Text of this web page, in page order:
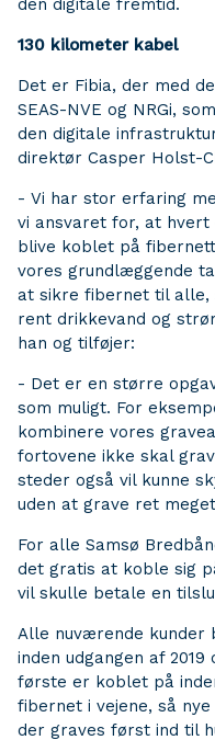
den digitale fremtid.
130 kilometer kabel
Det er Fibia, der med
SEAS-NVE og NRGi,
den digitale
direktør Casper Holst-
- Vi har stor erfaring
vi ansvaret for, at hvert
blive koblet på
vores grundlæggende
at sikre fibernet til alle,
rent drikkevand og
han og tilføjer:
- Det er en større
som muligt. For
kombinere vores
fortovene ikke skal
steder også vil kunne
uden at grave ret
For alle Samsø
det gratis at koble sig
vil skulle betale en
Alle nuværende
inden udgangen af
første er koblet på
fibernet i vejene, så
der graves først ind til